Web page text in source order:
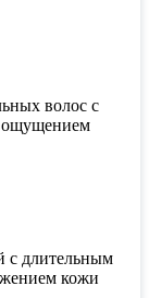
волос с
ощущением
с длительным
кожи